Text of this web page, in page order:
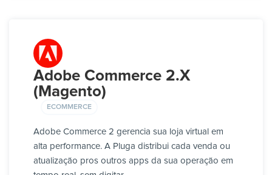
Adobe Commerce 2.X
(Magento)
ECOMMERCE
Adobe Commerce 2 gerencia sua loja virtual em
alta performance. A Pluga distribui cada venda ou
atualização pros outros apps da sua operação em